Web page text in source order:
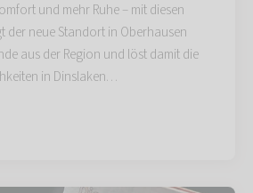
und mehr Ruhe – mit diesen
der neue Standort in Oberhausen
aus der Region und löst damit die
in Dinslaken…